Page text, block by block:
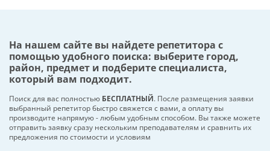
На нашем сайте вы найдете репетитора с
помощью удобного поиска: выберите город,
район, предмет и подберите специалиста,
который вам подходит.
Поиск для вас полностью БЕСПЛАТНЫЙ. После размещения заявки
выбранный репетитор быстро свяжется с вами, а оплату вы
производите напрямую - любым удобным способом. Вы также можете
отправить заявку сразу нескольким преподавателям и сравнить их
предложения по стоимости и условиям